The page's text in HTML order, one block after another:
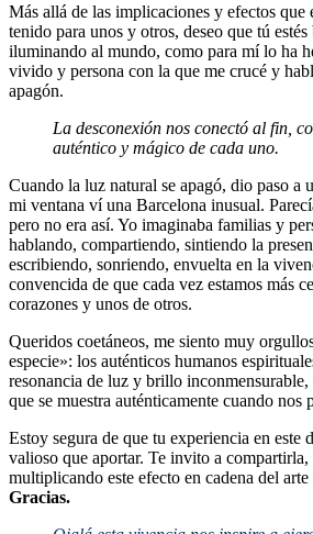
Más allá de las implicaciones y efectos que
tenido para unos y otros, deseo que tú
iluminando al mundo, como para mí lo ha
vivido y persona con la que me crucé y
apagón.
La desconexión nos conectó al fin,
auténtico y mágico de cada uno.
Cuando la luz natural se apagó, dio paso a
mi ventana ví una Barcelona inusual.
pero no era así. Yo imaginaba familias y
hablando, compartiendo, sintiendo la
escribiendo, sonriendo, envuelta en la
convencida de que cada vez estamos más
corazones y unos de otros.
Queridos coetáneos, me siento muy
especie»: los auténticos humanos
resonancia de luz y brillo inconmensurable,
que se muestra auténticamente cuando nos
Estoy segura de que tu experiencia en este
valioso que aportar. Te invito a compartirla,
multiplicando este efecto en cadena del
Gracias.